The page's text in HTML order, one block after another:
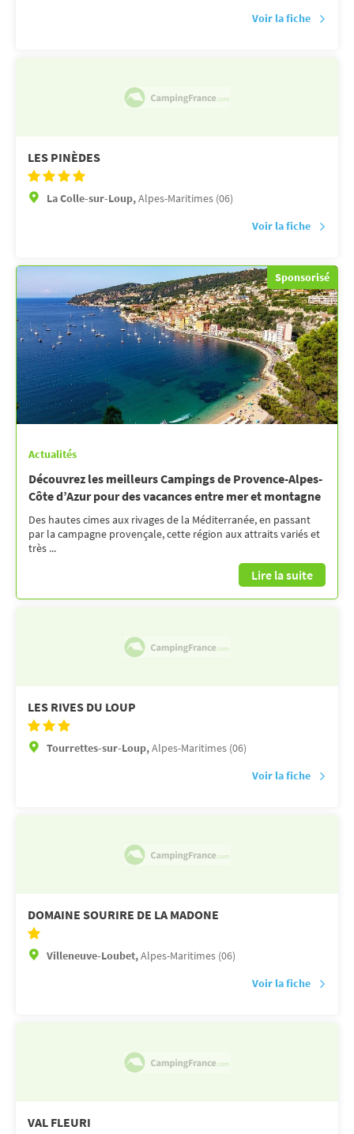
Voir la fiche
LES PINÈDES
La Colle-sur-Loup,Alpes-Maritimes (06)
Voir la fiche
Sponsorisé
Actualités
Découvrez les meilleurs Campings de Provence-Alpes-
Côte d’Azur pour des vacances entre mer et montagne
Des hautes cimes aux rivages de la Méditerranée, en passant
par la campagne provençale, cette région aux attraits variés et
très ...
Lire la suite
LES RIVES DU LOUP
Tourrettes-sur-Loup,Alpes-Maritimes (06)
Voir la fiche
DOMAINE SOURIRE DE LA MADONE
Villeneuve-Loubet,Alpes-Maritimes (06)
Voir la fiche
VAL FLEURI